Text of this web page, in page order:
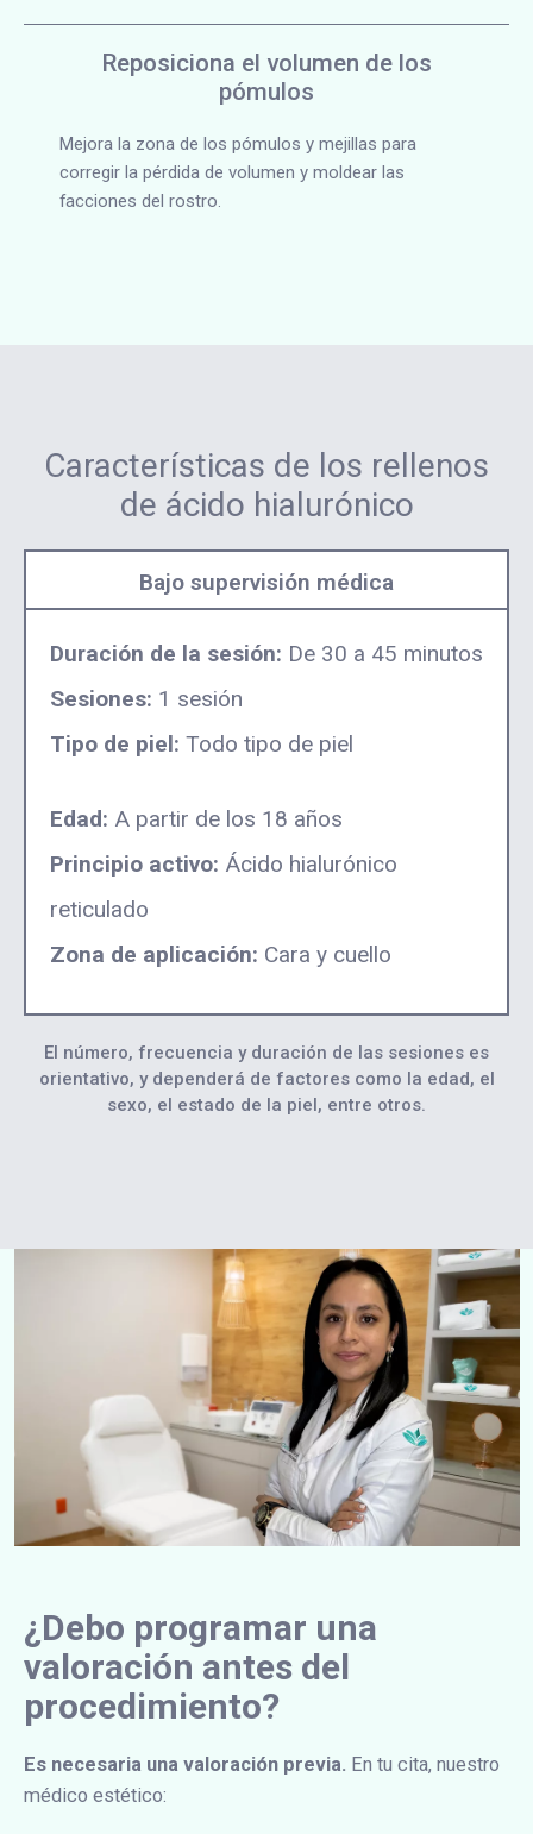
Reposiciona el volumen de los
pómulos
Mejora la zona de los pómulos y mejillas para
corregir la pérdida de volumen y moldear las
facciones del rostro.
Características de los rellenos
de ácido hialurónico
Bajo supervisión médica
Duración de la sesión: De 30 a 45 minutos
Sesiones: 1 sesión
Tipo de piel: Todo tipo de piel
Edad: A partir de los 18 años
Principio activo: Ácido hialurónico
reticulado
Zona de aplicación: Cara y cuello
El número, frecuencia y duración de las sesiones es
orientativo, y dependerá de factores como la edad, el
sexo, el estado de la piel, entre otros.
¿Debo programar una
valoración antes del
procedimiento?
Es necesaria una valoración previa. En tu cita, nuestro
médico estético: